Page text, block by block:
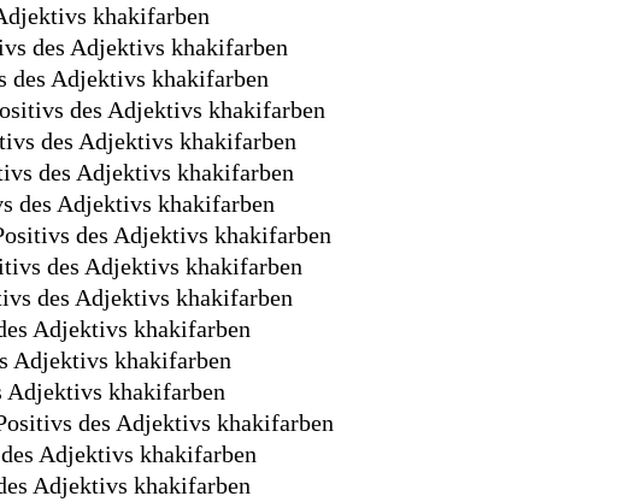
khakifarben
des Adjektivs khakifarben
des Adjektivs khakifarben
des Adjektivs khakifarben
des Adjektivs khakifarben
des Adjektivs khakifarben
des Adjektivs khakifarben
des Adjektivs khakifarben
des Adjektivs khakifarben
des Adjektivs khakifarben
Adjektivs khakifarben
Adjektivs khakifarben
Adjektivs khakifarben
des Adjektivs khakifarben
Adjektivs khakifarben
Adjektivs khakifarben